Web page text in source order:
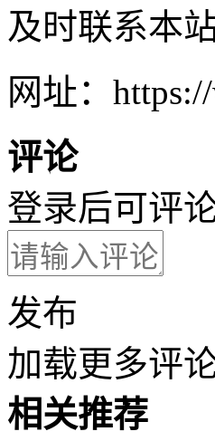
及时联系本
网址：
评论
登录后可评
发布
加载更多评
相关推荐